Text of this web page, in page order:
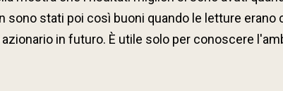
stati poi così buoni quando le letture erano
in futuro. È utile solo per conoscere